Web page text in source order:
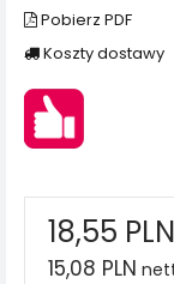
Pobierz PDF
Koszty dostawy
18,55 PLN
15,08 PLN